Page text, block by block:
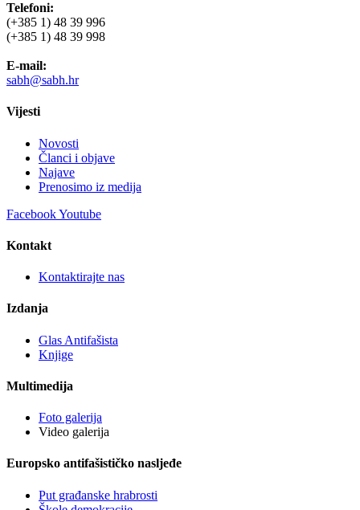
Telefoni:
(+385 1) 48 39 996
(+385 1) 48 39 998
E-mail:
sabh@sabh.hr
Vijesti
Novosti
Članci i objave
Najave
Prenosimo iz medija
FacebookYoutube
Kontakt
Kontaktirajte nas
Izdanja
Glas Antifašista
Knjige
Multimedija
Foto galerija
Video galerija
Europsko antifašističko nasljeđe
Put građanske hrabrosti